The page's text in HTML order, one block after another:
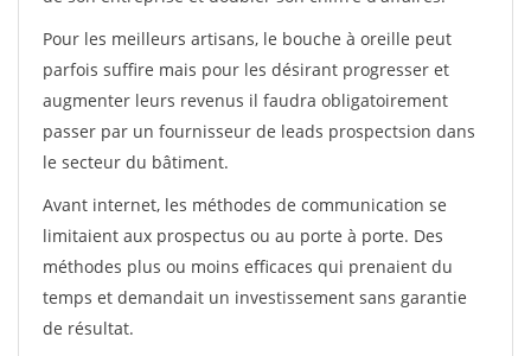
Pour les meilleurs artisans, le bouche à oreille peut
parfois suffire mais pour les désirant progresser et
augmenter leurs revenus il faudra obligatoirement
passer par un fournisseur de leads prospectsion dans
le secteur du bâtiment.
Avant internet, les méthodes de communication se
limitaient aux prospectus ou au porte à porte. Des
méthodes plus ou moins efficaces qui prenaient du
temps et demandait un investissement sans garantie
de résultat.